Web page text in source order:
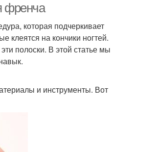
френча
которая подчеркивает
клеятся на кончики ногтей.
полоски. В этой статье мы
и инструменты. Вот